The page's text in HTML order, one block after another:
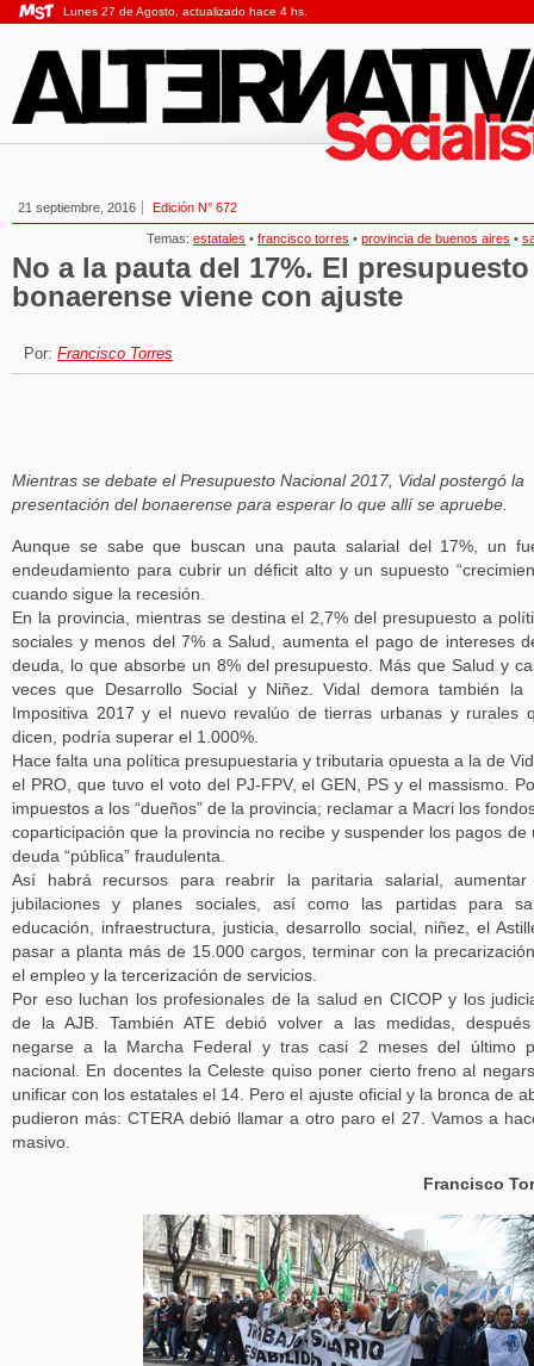
Lunes 27 de Agosto, actualizado hace 4 hs.
21 septiembre, 2016 Edición N° 672
Temas: estatales • francisco torres • provincia de buenos aires •
No a la pauta del 17%. El presupuesto
bonaerense viene con ajuste
Por: Francisco Torres
Mientras se debate el Presupuesto Nacional 2017, Vidal postergó la
presentación del bonaerense para esperar lo que allí se apruebe.
Aunque se sabe que buscan una pauta salarial del 17%, un
endeudamiento para cubrir un déficit alto y un supuesto
cuando sigue la recesión.
En la provincia, mientras se destina el 2,7% del presupuesto a
sociales y menos del 7% a Salud, aumenta el pago de intereses
deuda, lo que absorbe un 8% del presupuesto. Más que Salud y
veces que Desarrollo Social y Niñez. Vidal demora también la
Impositiva 2017 y el nuevo revalúo de tierras urbanas y rurales
dicen, podría superar el 1.000%.
Hace falta una política presupuestaria y tributaria opuesta a la de
el PRO, que tuvo el voto del PJ-FPV, el GEN, PS y el massismo.
impuestos a los “dueños” de la provincia; reclamar a Macri los
coparticipación que la provincia no recibe y suspender los pagos de
deuda “pública” fraudulenta.
Así habrá recursos para reabrir la paritaria salarial, aumentar
jubilaciones y planes sociales, así como las partidas para
educación, infraestructura, justicia, desarrollo social, niñez, el
pasar a planta más de 15.000 cargos, terminar con la
el empleo y la tercerización de servicios.
Por eso luchan los profesionales de la salud en CICOP y los
de la AJB. También ATE debió volver a las medidas,
negarse a la Marcha Federal y tras casi 2 meses del último
nacional. En docentes la Celeste quiso poner cierto freno al
unificar con los estatales el 14. Pero el ajuste oficial y la bronca de
pudieron más: CTERA debió llamar a otro paro el 27. Vamos a
masivo.
Francisco